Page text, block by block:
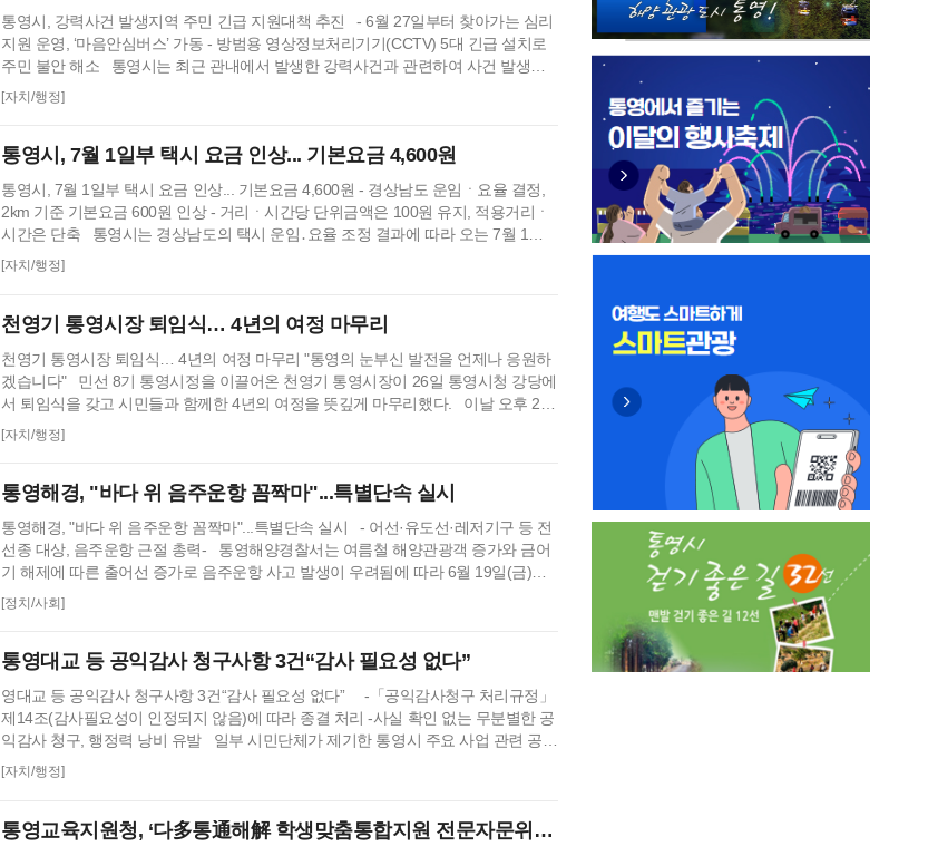
통영시, 강력사건 발생지역 주민 긴급 지원대책 추진 - 6월 27일부터 찾아가는 심리
지원 운영, ‘마음안심버스’ 가동 - 방범용 영상정보처리기기(CCTV) 5대 긴급 설치로
주민 불안 해소 통영시는 최근 관내에서 발생한 강력사건과 관련하여 사건 발생지
역 주민들의 심리적 안정과 생활안전 강화를 위한 긴급 대응에 나섰다. 이번 대책은
인해 …
[자치/행정]
통영시, 7월 1일부 택시 요금 인상... 기본요금 4,600원
통영시, 7월 1일부 택시 요금 인상... 기본요금 4,600원 - 경상남도 운임ㆍ요율 결정,
2km 기준 기본요금 600원 인상 - 거리ㆍ시간당 단위금액은 100원 유지, 적용거리ㆍ
시간은 단축 통영시는 경상남도의 택시 운임․요율 조정 결과에 따라 오는 7월 1일
새벽 4시부터 택시 요금을 인상한다. 이번 요금 인상은 유류비 인상, 물가상승 등을
[자치/행정]
천영기 통영시장 퇴임식… 4년의 여정 마무리
천영기 통영시장 퇴임식… 4년의 여정 마무리 "통영의 눈부신 발전을 언제나 응원하
겠습니다" 민선 8기 통영시정을 이끌어온 천영기 통영시장이 26일 통영시청 강당에
서 퇴임식을 갖고 시민들과 함께한 4년의 여정을 뜻깊게 마무리했다. 이날 오후 2시
에 열린 퇴임식에는 통영시 공직자를 비롯해 기관·단체 관계자와 시민 등 500여 명이
상영…
[자치/행정]
통영해경, "바다 위 음주운항 꼼짝마"...특별단속 실시
통영해경, "바다 위 음주운항 꼼짝마"...특별단속 실시 - 어선·유도선·레저기구 등 전
선종 대상, 음주운항 근절 총력- 통영해양경찰서는 여름철 해양관광객 증가와 금어
기 해제에 따른 출어선 증가로 음주운항 사고 발생이 우려됨에 따라 6월 19일(금)부
터 8월 28일(금)까지 71일간 음주운항 특별단속을 실시한다고 밝혔다. 최근 3년간
[정치/사회]
통영대교 등 공익감사 청구사항 3건“감사 필요성 없다”
영대교 등 공익감사 청구사항 3건“감사 필요성 없다” -「공익감사청구 처리규정」
제14조(감사필요성이 인정되지 않음)에 따라 종결 처리 -사실 확인 없는 무분별한 공
익감사 청구, 행정력 낭비 유발 일부 시민단체가 제기한 통영시 주요 사업 관련 공익
감사 청구가 감사원에서 최종 종결처리 됐다. 감사원의 공익감사 청구사항 검토 결과
이로써 …
[자치/행정]
통영교육지원청, ‘다多통通해解 학생맞춤통합지원 전문자문위원